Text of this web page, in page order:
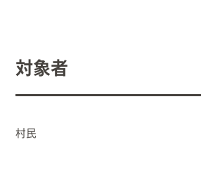
暮らし/手続き
健康/医療/福祉
出産/子育て
対象者
村民